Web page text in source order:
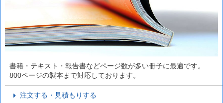
書籍・テキスト・報告書などページ数が多い冊子に最適です。
800ページの製本まで対応しております。
注文する・見積もりする